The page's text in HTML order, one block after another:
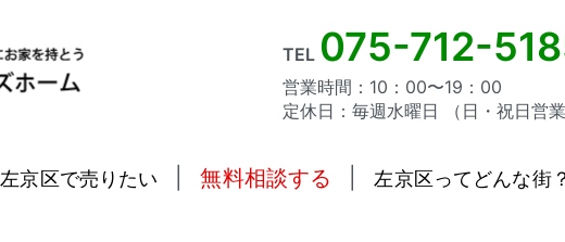
TEL 075-712-
営業時間：10：00〜19：00
定休日：毎週水曜日 （日・祝日営業
左京区で売りたい 無料相談する 左京区ってどんな街？